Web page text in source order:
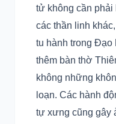
tử không cần
các thần linh
tu hành trong Đạo
thêm bàn thờ
không những
loạn. Các hành
tự xưng cũng gây